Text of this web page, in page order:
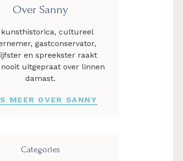
Over Sanny
cultureel
gastconservator,
en spreekster raakt
nooit uitgepraat over linnen
damast.
MEER OVER SANNY
Categories